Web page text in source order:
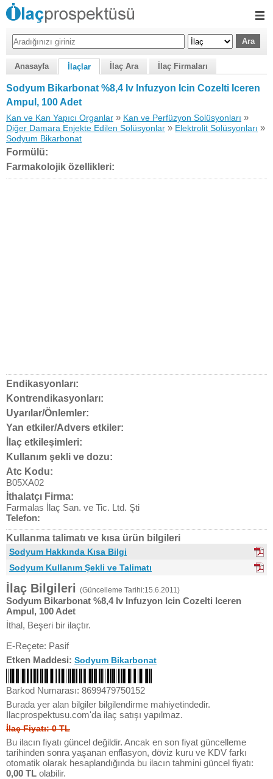
Anasayfa İlaçlar İlaç Ara İlaç Firmaları
Sodyum Bikarbonat %8,4 Iv Infuzyon Icin Cozelti Iceren
Ampul, 100 Adet
Kan ve Kan Yapıcı Organlar » Kan ve Perfüzyon Solüsyonları »
Diğer Damara Enjekte Edilen Solüsyonlar » Elektrolit Solüsyonları »
Sodyum Bikarbonat
Formülü:
Farmakolojik özellikleri:
Endikasyonları:
Kontrendikasyonları:
Uyarılar/Önlemler:
Yan etkiler/Advers etkiler:
İlaç etkileşimleri:
Kullanım şekli ve dozu:
Atc Kodu:
B05XA02
İthalatçı Firma:
Farmalas İlaç San. ve Tic. Ltd. Şti
Telefon:
Kullanma talimatı ve kısa ürün bilgileri
Sodyum Hakkında Kısa Bilgi
Sodyum Kullanım Şekli ve Talimatı
İlaç Bilgileri (Güncelleme Tarihi:15.6.2011)
Sodyum Bikarbonat %8,4 Iv Infuzyon Icin Cozelti Iceren
Ampul, 100 Adet
İthal, Beşeri bir ilaçtır.
E-Reçete: Pasif
Etken Maddesi: Sodyum Bikarbonat
Barkod Numarası: 8699479750152
Burada yer alan bilgiler bilgilendirme mahiyetindedir.
Ilacprospektusu.com'da ilaç satışı yapılmaz.
İlaç Fiyatı: 0 TL
Bu ilacın fiyatı güncel değildir. Ancak en son fiyat güncelleme
tarihinden sonra yaşanan enflasyon, döviz kuru ve KDV farkı
otomatik olarak hesaplandığında bu ilacın tahmini güncel fiyatı:
0,00 TL olabilir.